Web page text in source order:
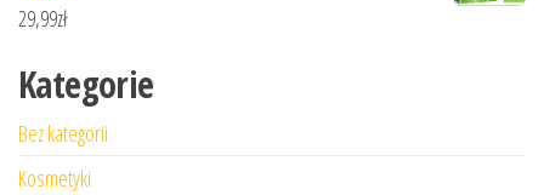
29,99zł
Kategorie
Bez kategorii
Kosmetyki